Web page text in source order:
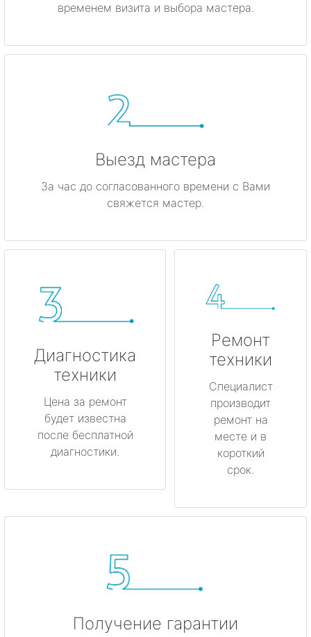
временем визита и выбора мастера.
Выезд мастера
За час до согласованного времени с Вами
свяжется мастер.
Диагностика
техники
Цена за ремонт
будет известна
после бесплатной
диагностики.
Ремонт
техники
Специалист
производит
ремонт на
месте и в
короткий
срок.
Получение гарантии